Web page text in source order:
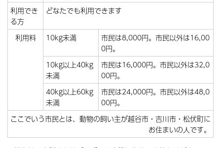
利用でき
る方
どなたでも利用できます
利用料 10kg未満
市民は8,000円。市民以外は16,00
0円。
10kg以上40kg
未満
市民は16,000円。市民以外は32,0
00円。
40kg以上60kg
未満
市民は24,000円。市民以外は48,0
00円。
ここでいう市民とは、動物の飼い主が越谷市・吉川市・松伏町に
お住まいの人です。